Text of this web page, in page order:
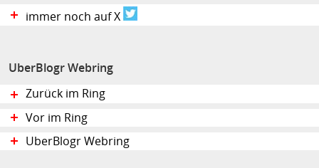
immer noch auf X
UberBlogr Webring
Zurück im Ring
Vor im Ring
UberBlogr Webring